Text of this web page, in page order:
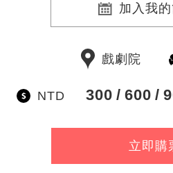
加入我
戲劇院
NTD 300 600
立即購